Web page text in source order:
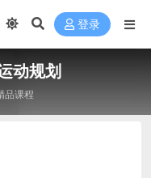
登录
动规划
品课程